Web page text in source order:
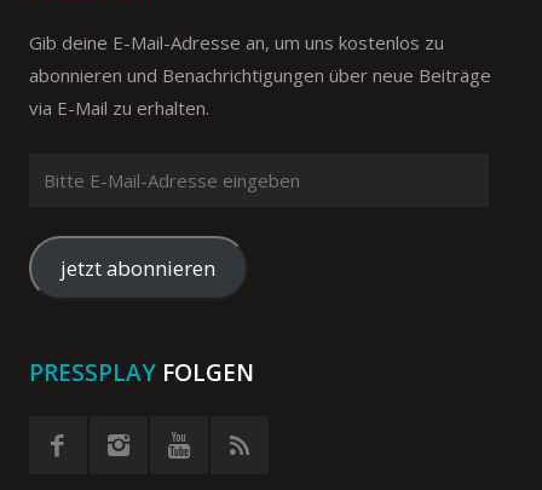
Gib deine E-Mail-Adresse an, um uns kostenlos zu
abonnieren und Benachrichtigungen über neue Beiträge
via E-Mail zu erhalten.
Mail-
Adresse
eingeben
jetzt abonnieren
PRESSPLAY FOLGEN